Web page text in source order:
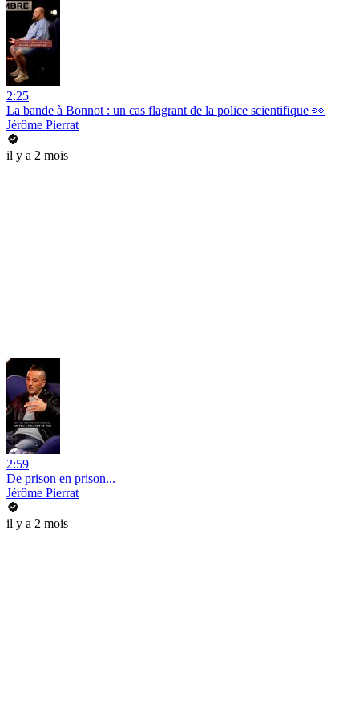
2:25
La bande à Bonnot : un cas flagrant de la police scientifique 👀
Jérôme Pierrat
il y a 2 mois
2:59
De prison en prison...
Jérôme Pierrat
il y a 2 mois